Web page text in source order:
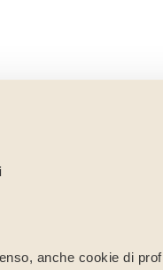
anche cookie di
i risultati Articoli